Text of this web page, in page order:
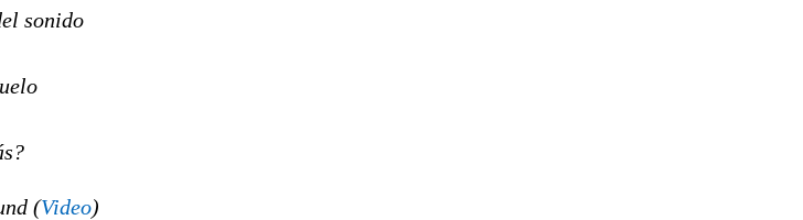
sonido
(Video)